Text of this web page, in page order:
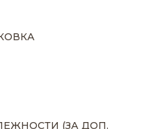
(ЗА ДОП.